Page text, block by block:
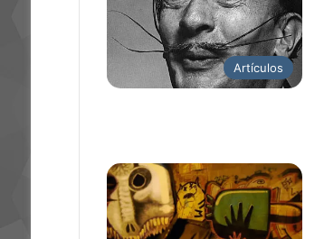
Artículos